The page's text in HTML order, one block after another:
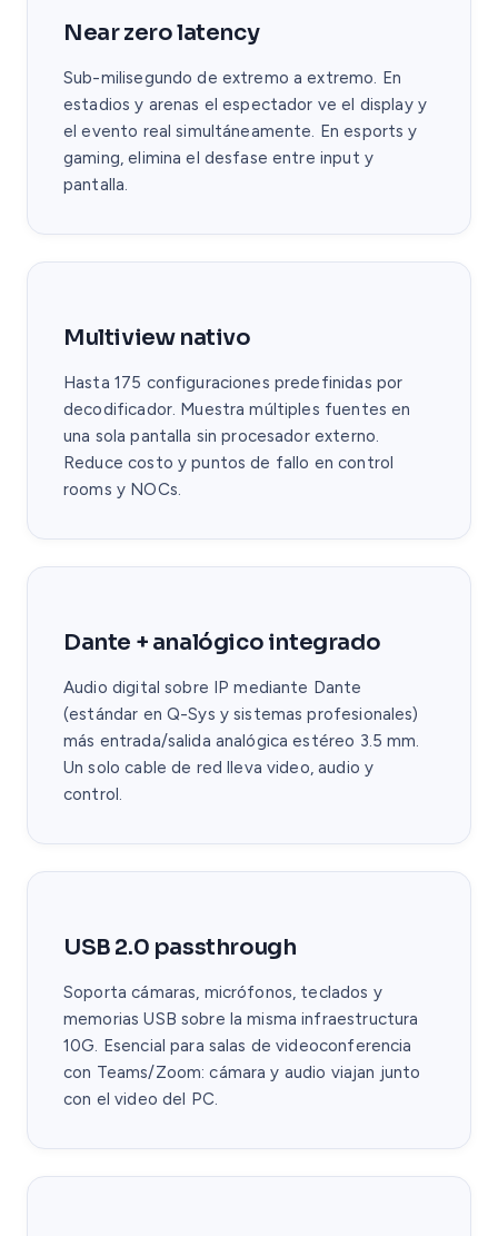
Near zero latency
Sub-milisegundo de extremo a extremo. En
estadios y arenas el espectador ve el display y
el evento real simultáneamente. En esports y
gaming, elimina el desfase entre input y
pantalla.
Multiview nativo
Hasta 175 configuraciones predefinidas por
decodificador. Muestra múltiples fuentes en
una sola pantalla sin procesador externo.
Reduce costo y puntos de fallo en control
rooms y NOCs.
Dante + analógico integrado
Audio digital sobre IP mediante Dante
(estándar en Q-Sys y sistemas profesionales)
más entrada/salida analógica estéreo 3.5 mm.
Un solo cable de red lleva video, audio y
control.
USB 2.0 passthrough
Soporta cámaras, micrófonos, teclados y
memorias USB sobre la misma infraestructura
10G. Esencial para salas de videoconferencia
con Teams/Zoom: cámara y audio viajan junto
con el video del PC.